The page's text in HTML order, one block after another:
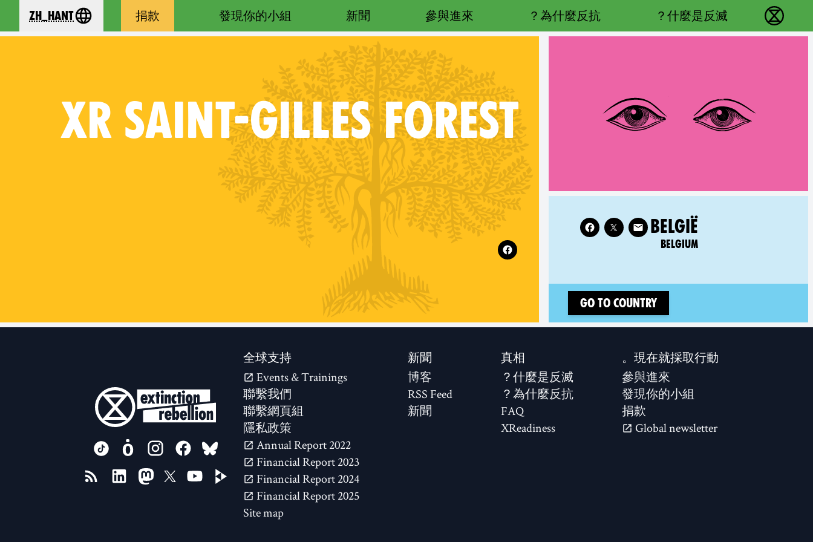
反抗滅絕 - Home
什麼是反滅？
為什麼反抗？
參與進來
新聞
發現你的小組
捐款
your language
zh_Hant
XRSAINT-GILLES FOREST
Follow XR Saint-Gilles Forest on
RELATED COUNTRY GROUP:
BELGIË
BELGIUM
Follow XR Belgium on
Go to country
現在就採取行動。
參與進來
發現你的小組
捐款
Global newsletter
真相
什麼是反滅？
為什麼反抗？
FAQ
XReadiness
新聞
博客
RSS Feed
新聞
全球支持
Events & Trainings
聯繫我們
聯繫網頁組
隱私政策
2022 Annual Report
2023 Financial Report
2024 Financial Report
2025 Financial Report
Site map
FOLLOW US ON